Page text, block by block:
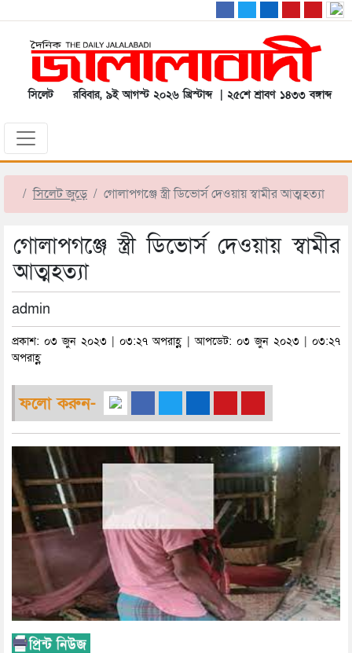
সিলেট রবিবার, ৯ই আগস্ট ২০২৬ খ্রিস্টাব্দ | ২৫শে শ্রাবণ ১৪৩৩ বঙ্গাব্দ
সিলেট জুড়ে গোলাপগঞ্জে স্ত্রী ডিভোর্স দেওয়ায় স্বামীর আত্মহত্যা
গোলাপগঞ্জে স্ত্রী ডিভোর্স দেওয়ায় স্বামীর
আত্মহত্যা
admin
প্রকাশ: ০৩ জুন ২০২৩ | ০৩:২৭ অপরাহ্ণ | আপডেট: ০৩ জুন ২০২৩ | ০৩:২৭
অপরাহ্ণ
ফলো করুন-